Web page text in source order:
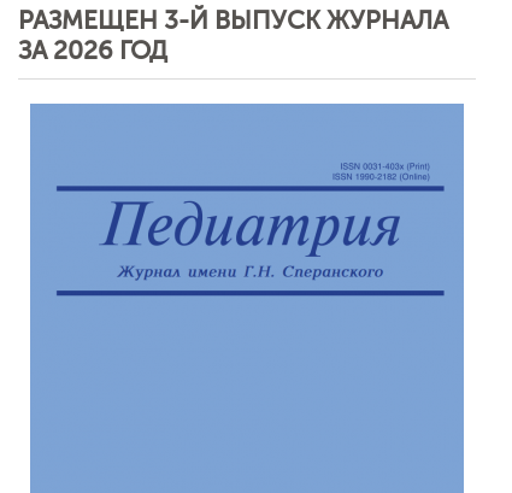
РАЗМЕЩЕН 3-Й ВЫПУСК ЖУРНАЛА
ЗА 2026 ГОД